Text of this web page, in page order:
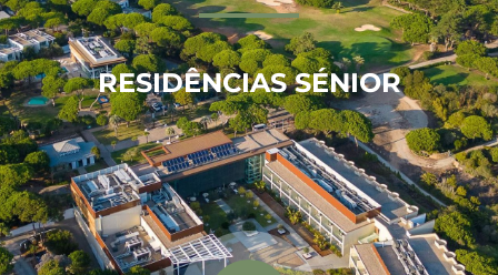
RESIDÊNCIAS SÉNIOR